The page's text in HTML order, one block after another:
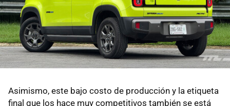
Asimismo, este bajo costo de producción y la etiqueta
final que los hace muy competitivos también se está